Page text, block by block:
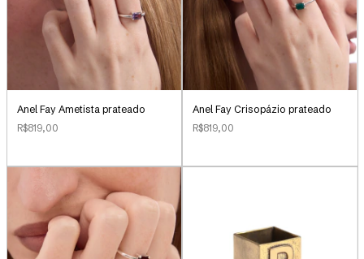
Anel Fay Ametista prateado
R$819,00
Anel Fay Crisopázio prateado
R$819,00